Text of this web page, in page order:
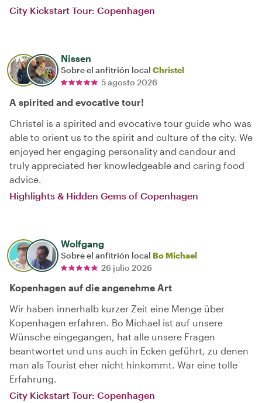
City Kickstart Tour: Copenhagen
Nissen
Sobre el anfitrión local Christel
5 agosto 2026
A spirited and evocative tour!
Christel is a spirited and evocative tour guide who was
able to orient us to the spirit and culture of the city. We
enjoyed her engaging personality and candour and
truly appreciated her knowledgeable and caring food
advice.
Highlights & Hidden Gems of Copenhagen
Wolfgang
Sobre el anfitrión local Bo Michael
26 julio 2026
Kopenhagen auf die angenehme Art
Wir haben innerhalb kurzer Zeit eine Menge über
Kopenhagen erfahren. Bo Michael ist auf unsere
Wünsche eingegangen, hat alle unsere Fragen
beantwortet und uns auch in Ecken geführt, zu denen
man als Tourist eher nicht hinkommt. War eine tolle
Erfahrung.
City Kickstart Tour: Copenhagen